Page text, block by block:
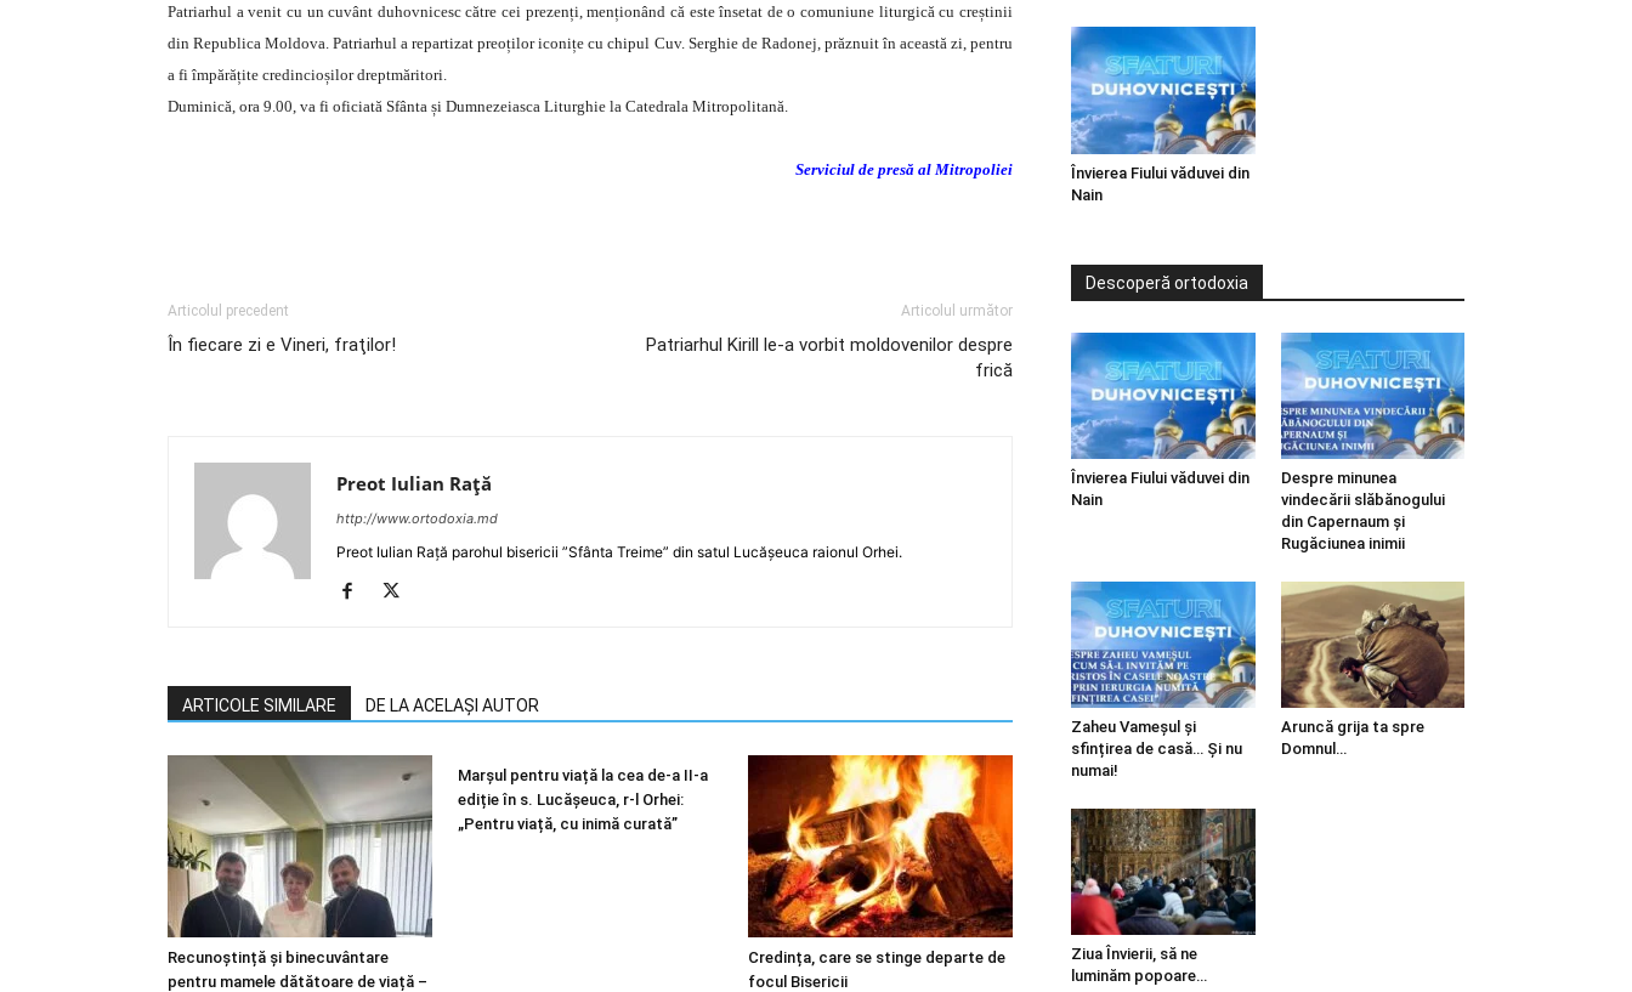
Patriarhul a venit cu un cuvânt duhovnicesc către cei prezenți, menționând că este însetat de o comuniune liturgică cu creștinii
din Republica Moldova. Patriarhul a repartizat preoților iconițe cu chipul Cuv. Serghie de Radonej, prăznuit în această zi, pentru
a fi împărățite credincioșilor dreptmăritori.
Duminică, ora 9.00, va fi oficiată Sfânta și Dumnezeiasca Liturghie la Catedrala Mitropolitană.
Serviciul de presă al Mitropoliei
Articolul precedent
În fiecare zi e Vineri, fraţilor!
Articolul următor
Patriarhul Kirill le-a vorbit moldovenilor despre
frică
Preot Iulian Raţă
http://www.ortodoxia.md
Preot Iulian Rață parohul bisericii ”Sfânta Treime” din satul Lucășeuca raionul Orhei.
ARTICOLE SIMILARE DE LA ACELAȘI AUTOR
Recunoștință și binecuvântare
pentru mamele dătătoare de viață –
Marșul pentru viață la cea de-a II-a
ediție în s. Lucășeuca, r-l Orhei:
„Pentru viață, cu inimă curată”
Credința, care se stinge departe de
focul Bisericii
Învierea Fiului văduvei din
Nain
Descoperă ortodoxia
Învierea Fiului văduvei din
Nain
Despre minunea
vindecării slăbănogului
din Capernaum și
Rugăciunea inimii
Zaheu Vameșul și
sfințirea de casă… Și nu
numai!
Aruncă grija ta spre
Domnul…
Ziua Învierii, să ne
luminăm popoare…